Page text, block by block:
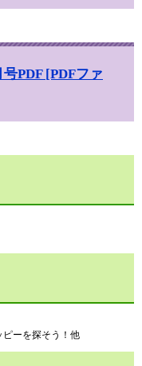
PDF [PDFファ
ピーを探そう！他